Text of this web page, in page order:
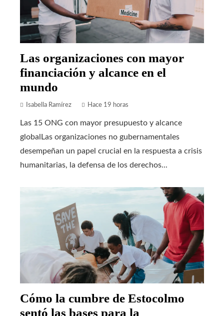
Las organizaciones con mayor
financiación y alcance en el
mundo
Isabella Ramírez Hace 19 horas
Las 15 ONG con mayor presupuesto y alcance
globalLas organizaciones no gubernamentales
desempeñan un papel crucial en la respuesta a crisis
humanitarias, la defensa de los derechos...
Cómo la cumbre de Estocolmo
sentó las bases para la